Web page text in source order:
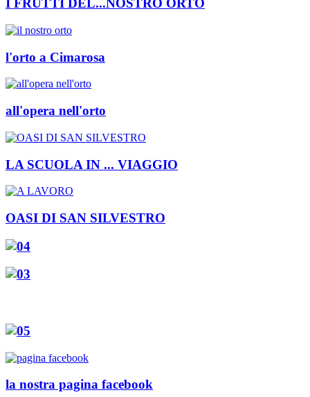
I FRUTTI DEL...NOSTRO ORTO
l'orto a Cimarosa
all'opera nell'orto
LA SCUOLA IN ... VIAGGIO
OASI DI SAN SILVESTRO
la nostra pagina facebook